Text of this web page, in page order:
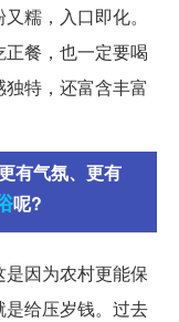
糯，入口即化。
餐，也一定要喝
特，还富含丰富
有气氛、更有
呢?
因为农村更能保
给压岁钱。过去